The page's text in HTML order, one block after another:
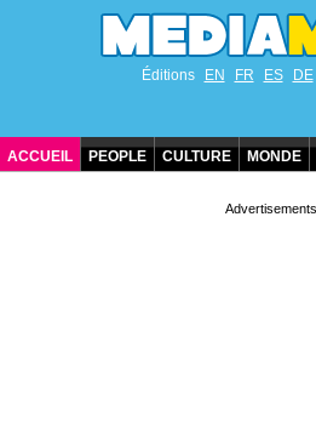
Éditions EN FR ES DE
ACCUEIL PEOPLE CULTURE MONDE